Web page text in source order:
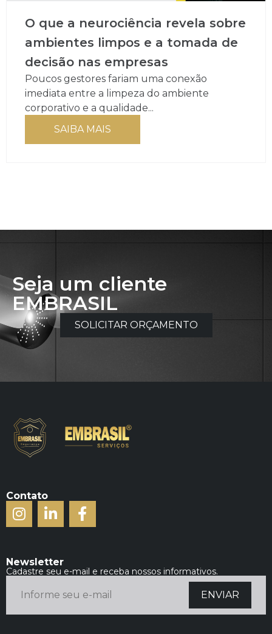
O que a neurociência revela sobre
ambientes limpos e a tomada de
decisão nas empresas
Poucos gestores fariam uma conexão
imediata entre a limpeza do ambiente
corporativo e a qualidade...
SAIBA MAIS
Seja um cliente
EMBRASIL
SOLICITAR ORÇAMENTO
Contato
Newsletter
Cadastre seu e-mail e receba nossos informativos.